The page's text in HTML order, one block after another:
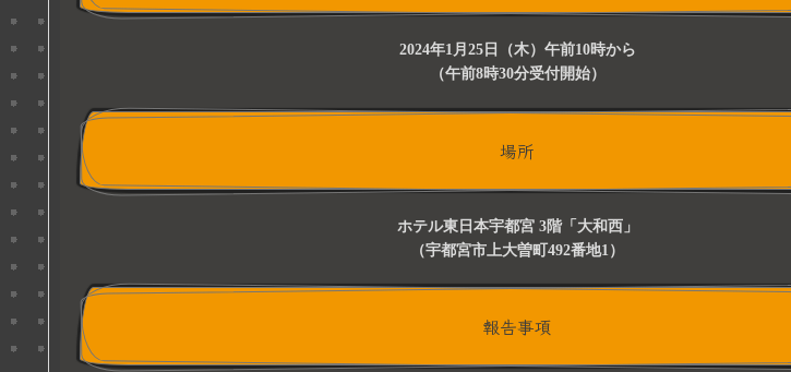
2024年1月25日（木）午前10時から
（午前8時30分受付開始）
場所
ホテル東日本宇都宮 3階「大和西」
（宇都宮市上大曽町492番地1）
報告事項